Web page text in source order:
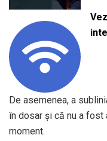
De asemenea, a
în dosar și că nu a fost
moment.